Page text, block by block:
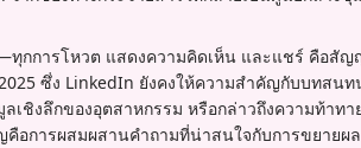
ทุกการโหวต แสดงความคิดเห็น และแชร์ คือสั
ซึ่ง LinkedIn ยังคงให้ความสำคัญกับบทสน
เชิงลึกของอุตสาหกรรม หรือกล่าวถึงความท้าท
การผสมผสานคำถามที่น่าสนใจกับการขยายผล